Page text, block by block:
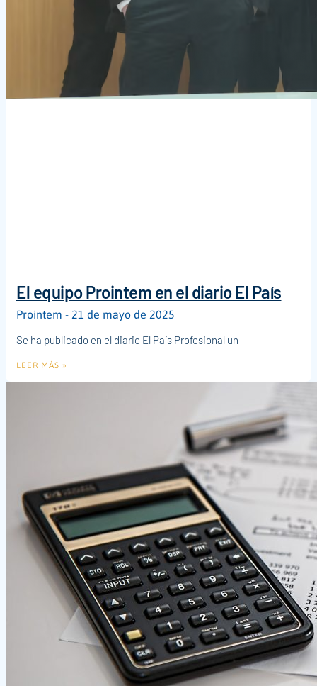
El equipo Prointem en el diario El País
Prointem
21 de mayo de 2025
Se ha publicado en el diario El País Profesional un
LEER MÁS »